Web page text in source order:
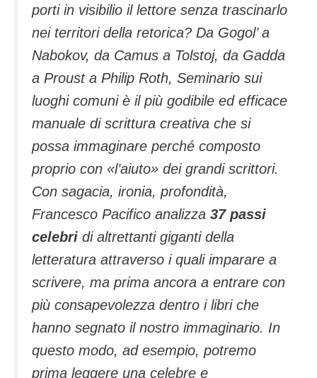
porti in visibilio il lettore senza trascinarlo
nei territori della retorica? Da Gogol’ a
Nabokov, da Camus a Tolstoj, da Gadda
a Proust a Philip Roth, Seminario sui
luoghi comuni è il più godibile ed efficace
manuale di scrittura creativa che si
possa immaginare perché composto
proprio con «l’aiuto» dei grandi scrittori.
Con sagacia, ironia, profondità,
Francesco Pacifico analizza 37 passi
celebri di altrettanti giganti della
letteratura attraverso i quali imparare a
scrivere, ma prima ancora a entrare con
più consapevolezza dentro i libri che
hanno segnato il nostro immaginario. In
questo modo, ad esempio, potremo
prima leggere una celebre e